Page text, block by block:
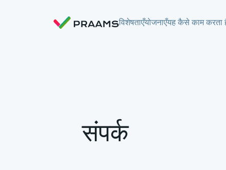
विशेषताएँयोजनाएँयह कैसे काम करता
संपर्क